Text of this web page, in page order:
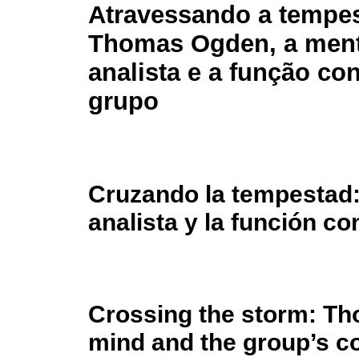
Atravessando a
Thomas Ogden, a
analista e a função
grupo
Cruzando la
analista y la función
Crossing the storm:
mind and the group’s